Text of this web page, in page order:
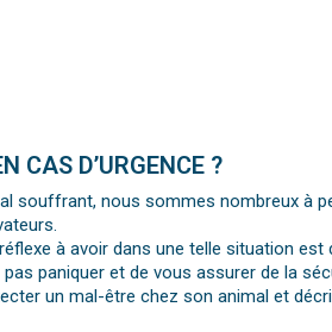
CAS D’URGENCE ?
souffrant, nous sommes nombreux à
à avoir dans une telle situation
paniquer et de vous assurer de la
un mal-être chez son animal et